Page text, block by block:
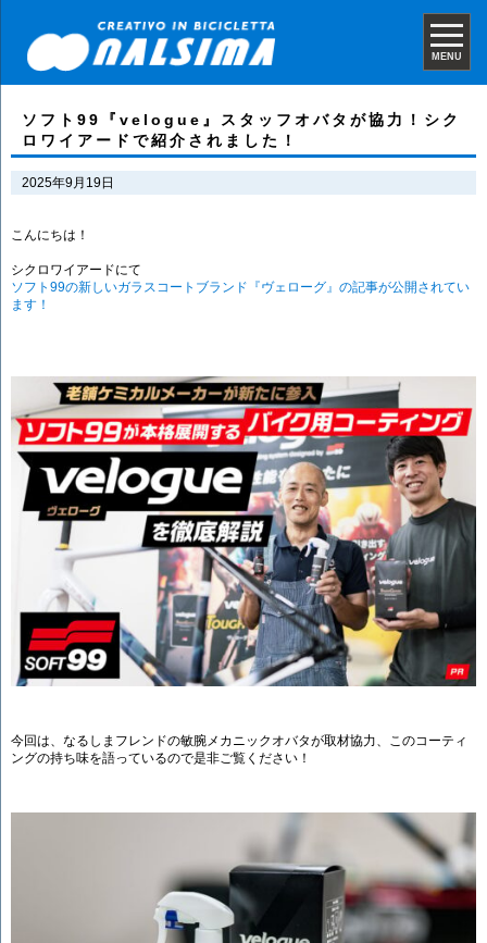
MENU
ソフト99『velogue』スタッフオバタが協力！シク
ロワイアードで紹介されました！
2025年9月19日
こんにちは！
シクロワイアードにて
ソフト99の新しいガラスコートブランド『ヴェローグ』の記事が公開されてい
ます！
今回は、なるしまフレンドの敏腕メカニックオバタが取材協力、このコーティ
ングの持ち味を語っているので是非ご覧ください！